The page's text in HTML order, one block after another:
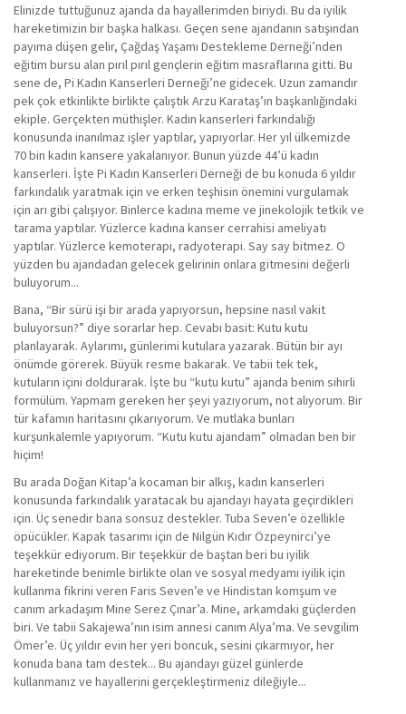
Elinizde tuttuğunuz ajanda da hayallerimden biriydi. Bu da iyilik
hareketimizin bir başka halkası. Geçen sene ajandanın satışından
payıma düşen gelir, Çağdaş Yaşamı Destekleme Derneği’nden
eğitim bursu alan pırıl pırıl gençlerin eğitim masraflarına gitti. Bu
sene de, Pi Kadın Kanserleri Derneği’ne gidecek. Uzun zamandır
pek çok etkinlikte birlikte çalıştık Arzu Karataş’ın başkanlığındaki
ekiple. Gerçekten müthişler. Kadın kanserleri farkındalığı
konusunda inanılmaz işler yaptılar, yapıyorlar. Her yıl ülkemizde
70 bin kadın kansere yakalanıyor. Bunun yüzde 44’ü kadın
kanserleri. İşte Pi Kadın Kanserleri Derneği de bu konuda 6 yıldır
farkındalık yaratmak için ve erken teşhisin önemini vurgulamak
için arı gibi çalışıyor. Binlerce kadına meme ve jinekolojik tetkik ve
tarama yaptılar. Yüzlerce kadına kanser cerrahisi ameliyatı
yaptılar. Yüzlerce kemoterapi, radyoterapi. Say say bitmez. O
yüzden bu ajandadan gelecek gelirinin onlara gitmesini değerli
buluyorum...
Bana, “Bir sürü işi bir arada yapıyorsun, hepsine nasıl vakit
buluyorsun?” diye sorarlar hep. Cevabı basit: Kutu kutu
planlayarak. Aylarımı, günlerimi kutulara yazarak. Bütün bir ayı
önümde görerek. Büyük resme bakarak. Ve tabii tek tek,
kutuların içini doldurarak. İşte bu “kutu kutu” ajanda benim sihirli
formülüm. Yapmam gereken her şeyi yazıyorum, not alıyorum. Bir
tür kafamın haritasını çıkarıyorum. Ve mutlaka bunları
kurşunkalemle yapıyorum. “Kutu kutu ajandam” olmadan ben bir
hiçim!
Bu arada Doğan Kitap’a kocaman bir alkış, kadın kanserleri
konusunda farkındalık yaratacak bu ajandayı hayata geçirdikleri
için. Üç senedir bana sonsuz destekler. Tuba Seven’e özellikle
öpücükler. Kapak tasarımı için de Nilgün Kıdır Özpeynirci’ye
teşekkür ediyorum. Bir teşekkür de baştan beri bu iyilik
hareketinde benimle birlikte olan ve sosyal medyamı iyilik için
kullanma fikrini veren Faris Seven’e ve Hindistan komşum ve
canım arkadaşım Mine Serez Çınar’a. Mine, arkamdaki güçlerden
biri. Ve tabii Sakajewa’nın isim annesi canım Alya’ma. Ve sevgilim
Ömer’e. Üç yıldır evin her yeri boncuk, sesini çıkarmıyor, her
konuda bana tam destek... Bu ajandayı güzel günlerde
kullanmanız ve hayallerini gerçekleştirmeniz dileğiyle...